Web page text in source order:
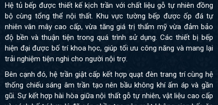
Hệ tủ bếp được thiết kế kịch trần với chất liệu gỗ tự nhiên đồng
bộ cùng tổng thể nội thất. Khu vực tường bếp được ốp đá tự
nhiên vân mây cao cấp, vừa tăng giá trị thẩm mỹ vừa đảm bảo
độ bền và thuận tiện trong quá trình sử dụng. Các thiết bị bếp
hiện đại được bố trí khoa học, giúp tối ưu công năng và mang lại
trải nghiệm tiện nghi cho người nội trợ.
Bên cạnh đó, hệ trần giật cấp kết hợp quạt đèn trang trí cùng hệ
thống chiếu sáng âm trần tạo nên bầu không khí ấm áp và gần
gũi. Sự kết hợp hài hòa giữa nội thất gỗ tự nhiên, vật liệu cao cấp